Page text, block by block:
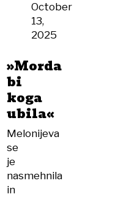
October
13,
2025
»Morda
bi
koga
ubila«
Melonijeva
se
je
nasmehnila
in